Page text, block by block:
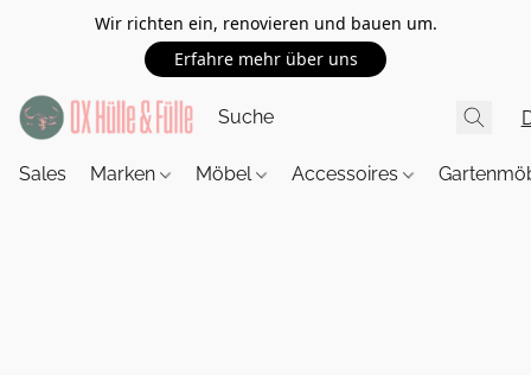
Wir richten ein, renovieren und bauen um.
Erfahre mehr über uns
Sales Marken Möbel Accessoires